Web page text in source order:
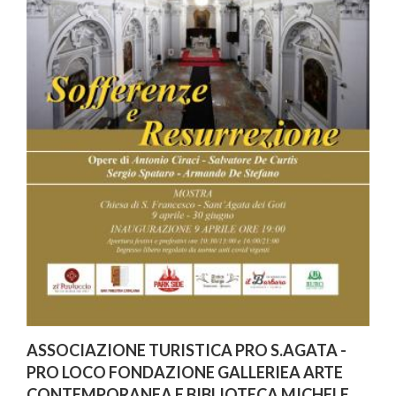
ASSOCIAZIONE TURISTICA PRO S.AGATA -
PRO LOCO FONDAZIONE GALLERIEA ARTE